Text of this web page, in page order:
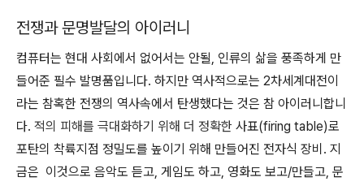
전쟁과 문명발달의 아이러니
컴퓨터는 현대 사회에서 없어서는 안될, 인류의 삶을 풍족하게 만
들어준 필수 발명품입니다. 하지만 역사적으로는 2차세계대전이
라는 참혹한 전쟁의 역사속에서 탄생했다는 것은 참 아이러니합니
다. 적의 피해를 극대화하기 위해 더 정확한 사표(firing table)로
포탄의 착륙지점 정밀도를 높이기 위해 만들어진 전자식 장비. 지
금은 이것으로 음악도 듣고, 게임도 하고, 영화도 보고/만들고, 문